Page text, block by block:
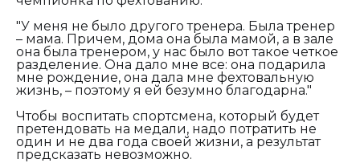
"У меня не было другого тренера. Была тренер
– мама. Причем, дома она была мамой, а в зале
она была тренером, у нас было вот такое четкое
разделение. Она дало мне все: она подарила
мне рождение, она дала мне фехтовальную
жизнь, – поэтому я ей безумно благодарна."
Чтобы воспитать спортсмена, который будет
претендовать на медали, надо потратить не
один и не два года своей жизни, а результат
предсказать невозможно.